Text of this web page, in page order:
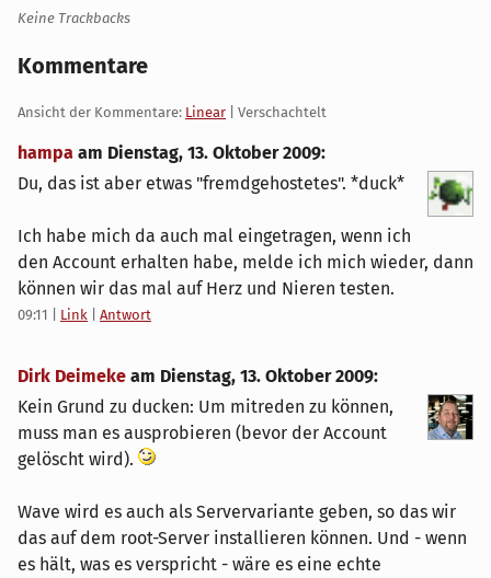
Keine Trackbacks
Kommentare
Ansicht der Kommentare: Linear | Verschachtelt
hampa am Dienstag, 13. Oktober 2009:
Du, das ist aber etwas "fremdgehostetes". *duck*
Ich habe mich da auch mal eingetragen, wenn ich
den Account erhalten habe, melde ich mich wieder, dann
können wir das mal auf Herz und Nieren testen.
09:11 Link Antwort
Dirk Deimeke am Dienstag, 13. Oktober 2009:
Kein Grund zu ducken: Um mitreden zu können,
muss man es ausprobieren (bevor der Account
gelöscht wird).
Wave wird es auch als Servervariante geben, so das wir
das auf dem root-Server installieren können. Und - wenn
es hält, was es verspricht - wäre es eine echte